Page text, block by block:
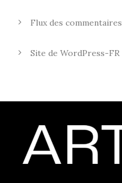
Flux des commentaires
Site de WordPress-FR